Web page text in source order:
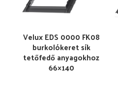
Velux EDS 0000 FK08
burkolókeret sík
tetőfedő anyagokhoz
66×140